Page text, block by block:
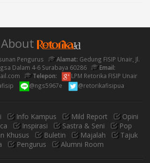
About
Pengurus Alamat: Gedung FISIP Unair, Jl.
Dalam 4-6 Surabaya 60286
Email:
Telepon:
LPM Retorika FISIP Unair
@ngs5967e @retorikafisipua
Info Kampus Mild Report
Opini
Inspirasi Sastra & Seni
Pop
Khusus Buletin Majalah
Tajuk
Pengurus Alumni Room